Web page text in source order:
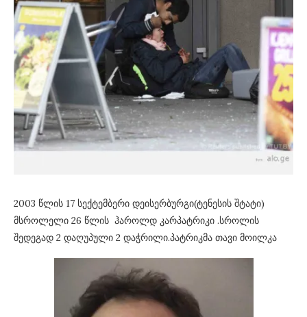
2003 წლის 17 სექტემბერი დეისერბურგი(ტენესის შტატი)
მსროლელი 26 წლის ჰაროლდ კარპატრიკი .სროლის
შედეგად 2 დაღუპული 2 დაჭრილი.პატრიკმა თავი მოილკა